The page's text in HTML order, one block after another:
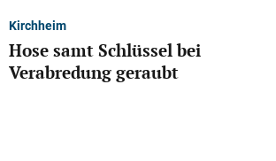
Kirchheim
Hose samt Schlüssel bei
Verabredung geraubt